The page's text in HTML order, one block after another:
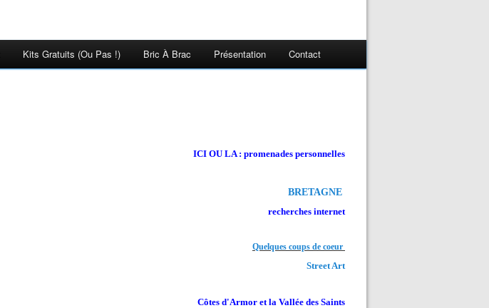
Kits Gratuits (ou Pas !) Bric À Brac Présentation Contact
ICI OU LA : promenades personnelles
BRETAGNE
recherches internet
Quelques coups de coeur
Street Art
Côtes d'Armor et la Vallée des Saints